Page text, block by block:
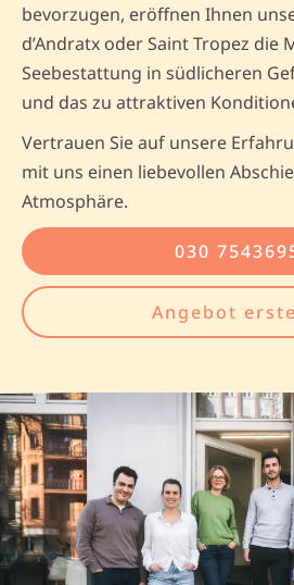
bevorzugen, eröffnen Ihnen
d’Andratx oder Saint Tropez die
Seebestattung in südlicheren
und das zu attraktiven
Vertrauen Sie auf unsere
mit uns einen liebevollen
Atmosphäre.
030
Angebot